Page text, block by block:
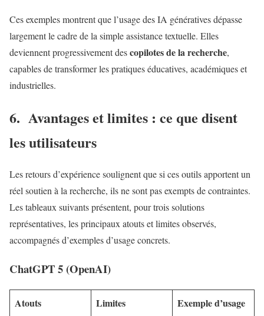
Ces exemples montrent que l’usage des IA génératives dépasse
largement le cadre de la simple assistance textuelle. Elles
deviennent progressivement descopilotes de la recherche,
capables de transformer les pratiques éducatives, académiques et
industrielles.
6. Avantages et limites : ce que disent
les utilisateurs
Les retours d’expérience soulignent que si ces outils apportent un
réel soutien à la recherche, ils ne sont pas exempts de contraintes.
Les tableaux suivants présentent, pour trois solutions
représentatives, les principaux atouts et limites observés,
accompagnés d’exemples d’usage concrets.
ChatGPT 5 (OpenAI)
Atouts Limites Exemple d’usage